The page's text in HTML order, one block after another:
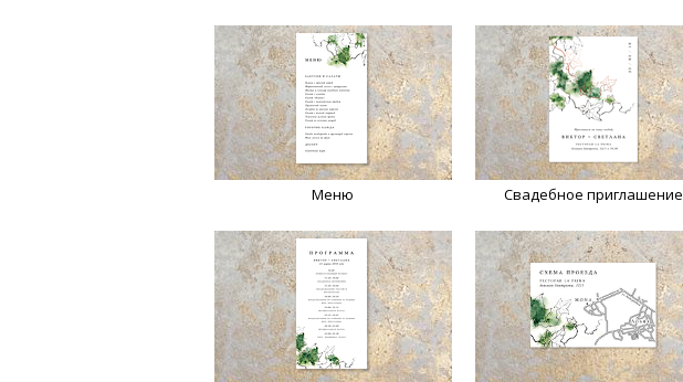
Меню Свадебное приглашение